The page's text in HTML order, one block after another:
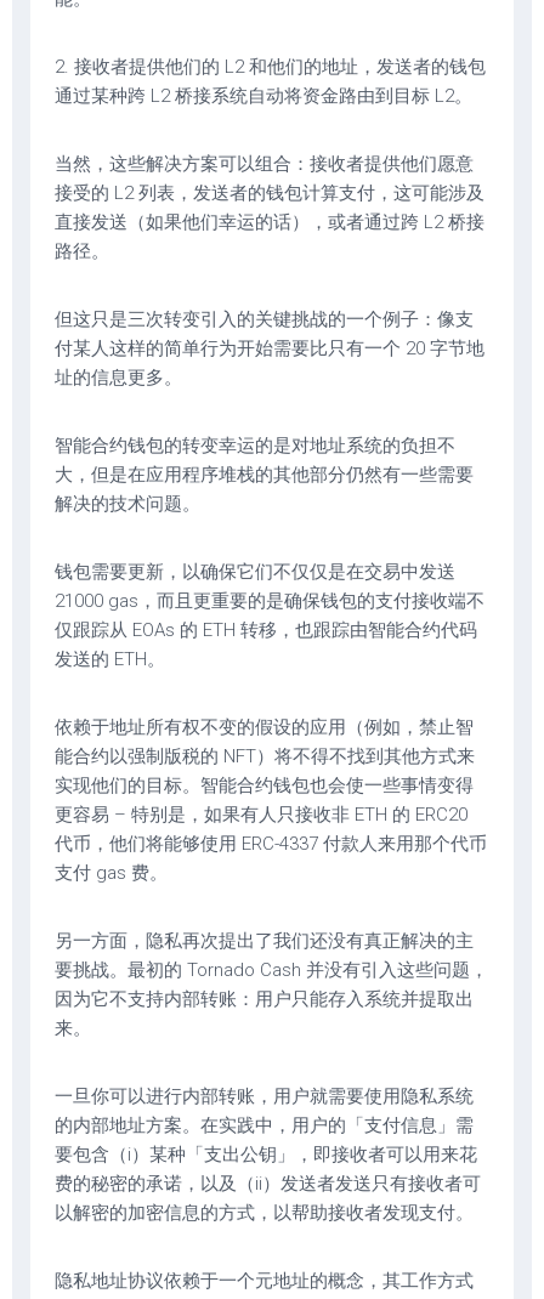
2. 接收者提供他们的 L2 和他们的地址，发送者的钱包
通过某种跨 L2 桥接系统自动将资金路由到目标 L2。
当然，这些解决方案可以组合：接收者提供他们愿意
接受的 L2 列表，发送者的钱包计算支付，这可能涉及
直接发送（如果他们幸运的话），或者通过跨 L2 桥接
路径。
但这只是三次转变引入的关键挑战的一个例子：像支
付某人这样的简单行为开始需要比只有一个 20 字节地
址的信息更多。
智能合约钱包的转变幸运的是对地址系统的负担不
大，但是在应用程序堆栈的其他部分仍然有一些需要
解决的技术问题。
钱包需要更新，以确保它们不仅仅是在交易中发送
21000 gas，而且更重要的是确保钱包的支付接收端不
仅跟踪从 EOAs 的 ETH 转移，也跟踪由智能合约代码
发送的 ETH。
依赖于地址所有权不变的假设的应用（例如，禁止智
能合约以强制版税的 NFT）将不得不找到其他方式来
实现他们的目标。智能合约钱包也会使一些事情变得
更容易 – 特别是，如果有人只接收非 ETH 的 ERC20
代币，他们将能够使用 ERC-4337 付款人来用那个代币
支付 gas 费。
另一方面，隐私再次提出了我们还没有真正解决的主
要挑战。最初的 Tornado Cash 并没有引入这些问题，
因为它不支持内部转账：用户只能存入系统并提取出
来。
一旦你可以进行内部转账，用户就需要使用隐私系统
的内部地址方案。在实践中，用户的「支付信息」需
要包含（i）某种「支出公钥」，即接收者可以用来花
费的秘密的承诺，以及（ii）发送者发送只有接收者可
以解密的加密信息的方式，以帮助接收者发现支付。
隐私地址协议依赖于一个元地址的概念，其工作方式